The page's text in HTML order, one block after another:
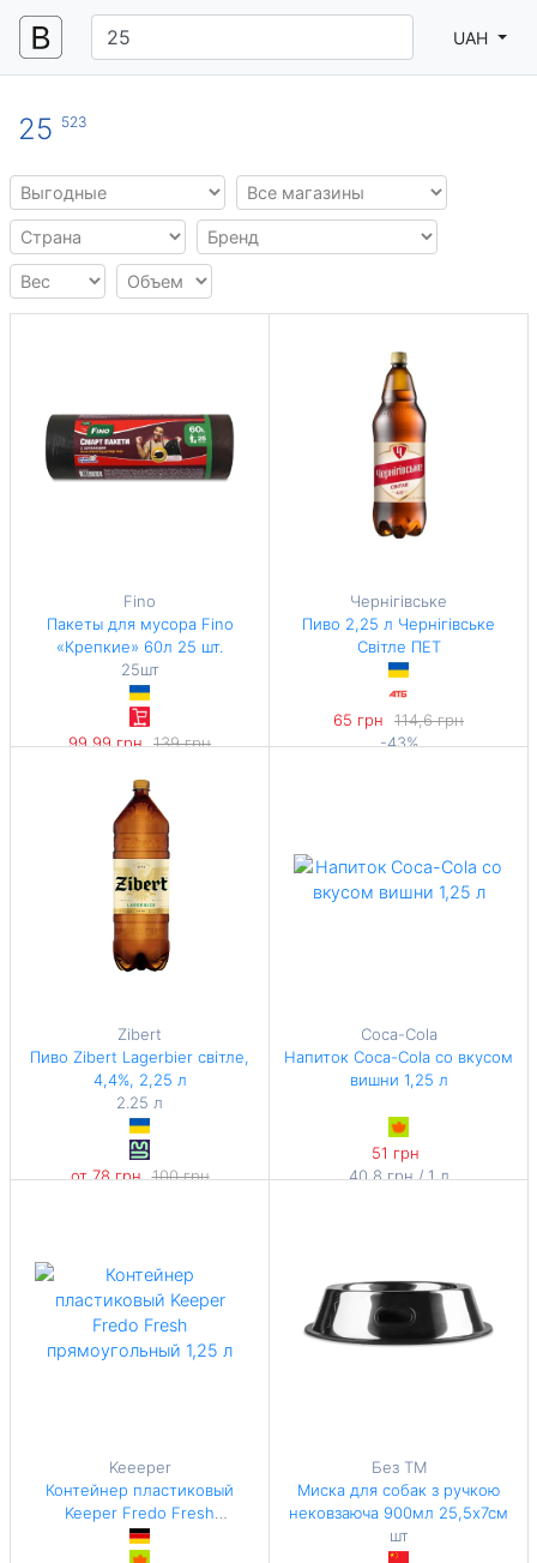
UAH
25 523
Fino
Пакеты для мусора Fino
«Крепкие» 60л 25 шт.
25шт
99,99 грн 139 грн
1,67 грн / 1 л
Чернігівське
Пиво 2,25 л Чернігівське
Світле ПЕТ
65 грн
114,6 грн
-43%
Zibert
Пиво Zibert Lagerbier світле,
4,4%, 2,25 л
2.25 л
от 78 грн 100 грн
Coca-Cola
Напиток Coca-Cola со вкусом
вишни 1,25 л
51 грн
40,8 грн / 1 л
Keeeper
Контейнер пластиковый
Keeper Fredo Fresh
прямоугольный 1,25 л
Без ТМ
Миска для собак з ручкою
нековзаюча 900мл 25,5х7см
шт